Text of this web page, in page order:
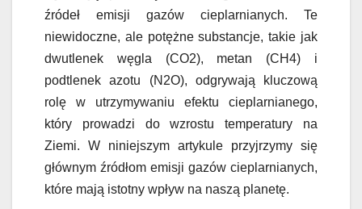
źródeł emisji gazów cieplarnianych. Te
niewidoczne, ale potężne substancje, takie jak
dwutlenek węgla (CO2), metan (CH4) i
podtlenek azotu (N2O), odgrywają kluczową
rolę w utrzymywaniu efektu cieplarnianego,
który prowadzi do wzrostu temperatury na
Ziemi. W niniejszym artykule przyjrzymy się
głównym źródłom emisji gazów cieplarnianych,
które mają istotny wpływ na naszą planetę.